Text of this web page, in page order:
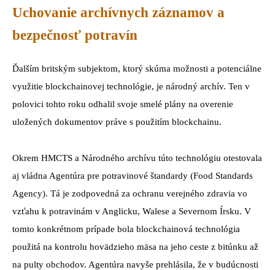
Uchovanie archívnych záznamov a
bezpečnosť potravín
Ďalším britským subjektom, ktorý skúma možnosti a potenciálne
využitie blockchainovej technológie, je národný archív. Ten v
polovici tohto roku odhalil svoje smelé plány na overenie
uložených dokumentov práve s použitím blockchainu.
Okrem HMCTS a Národného archívu túto technológiu otestovala
aj vládna Agentúra pre potravinové štandardy (Food Standards
Agency). Tá je zodpovedná za ochranu verejného zdravia vo
vzťahu k potravinám v Anglicku, Walese a Severnom Írsku. V
tomto konkrétnom prípade bola blockchainová technológia
použitá na kontrolu hovädzieho mäsa na jeho ceste z bitúnku až
na pulty obchodov. Agentúra navyše prehlásila, že v budúcnosti